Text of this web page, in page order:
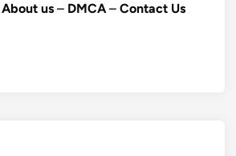
About us – DMCA– Contact Us